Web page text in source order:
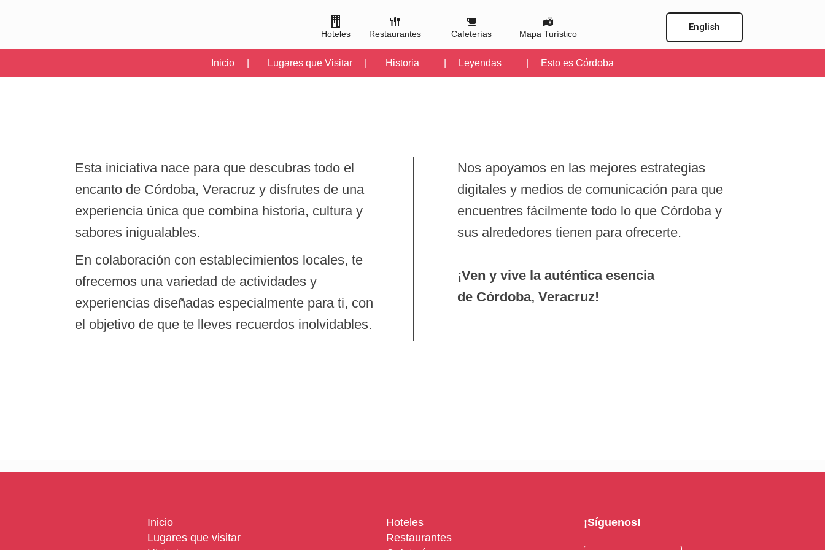
Hoteles Restaurantes Cafeterías Mapa Turístico
English
Inicio | Lugares que Visitar | Historia | Leyendas | Esto es Córdoba
Esta iniciativa nace para que descubras todo el
encanto de Córdoba, Veracruz y disfrutes de una
experiencia única que combina historia, cultura y
sabores inigualables.
En colaboración con establecimientos locales, te
ofrecemos una variedad de actividades y
experiencias diseñadas especialmente para ti, con
el objetivo de que te lleves recuerdos inolvidables.
Nos apoyamos en las mejores estrategias
digitales y medios de comunicación para que
encuentres fácilmente todo lo que Córdoba y
sus alrededores tienen para ofrecerte.
¡Ven y vive la auténtica esencia
de Córdoba, Veracruz!
Inicio
Lugares que visitar
Hoteles
Restaurantes
¡Síguenos!